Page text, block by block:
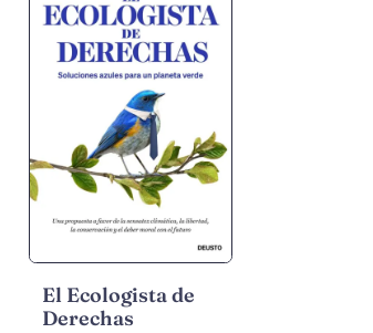
El Ecologista de
Derechas